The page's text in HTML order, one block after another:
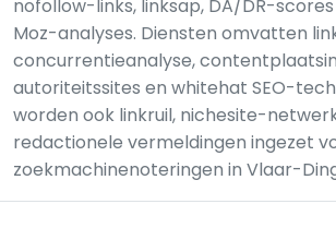
nofollow-links, linksap, DA/DR-
Moz-analyses. Diensten omvatten
concurrentieanalyse,
autoriteitssites en whitehat SEO-
worden ook linkruil, nichesite-
redactionele vermeldingen ingezet
zoekmachinenoteringen in Vlaar-